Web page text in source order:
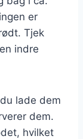
er
Tjek
indre
lade dem
dem.
hvilket